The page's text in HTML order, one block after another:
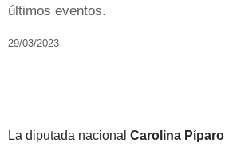
últimos eventos.
29/03/2023
La diputada nacional Carolina Píparo